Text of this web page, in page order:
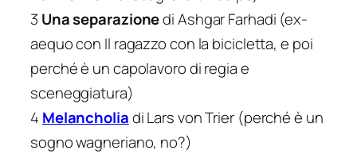
3 Una separazionedi Ashgar Farhadi (ex-
aequo con Il ragazzo con la bicicletta, e poi
perché è un capolavoro di regia e
sceneggiatura)
4 Melancholiadi Lars von Trier (perché è un
sogno wagneriano, no?)